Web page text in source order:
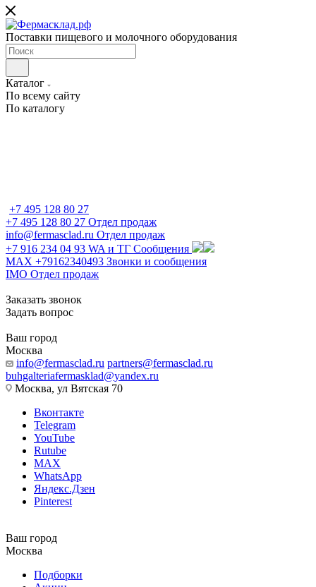
Поставки пищевого и молочного оборудования
Каталог
По всему сайту
По каталогу
+7 495 128 80 27
+7 495 128 80 27 Отдел продаж
info@fermasclad.ru Отдел продаж
+7 916 234 04 93 WA и ТГ Сообщения
MAX +79162340493 Звонки и сообщения
IMO Отдел продаж
Заказать звонок
Задать вопрос
Ваш город
Москва
info@fermasclad.ru partners@fermasclad.ru
buhgalteriafermasklad@yandex.ru
Москва, ул Вятская 70
Вконтакте
Telegram
YouTube
Rutube
MAX
WhatsApp
Яндекс.Дзен
Pinterest
Ваш город
Москва
Подборки